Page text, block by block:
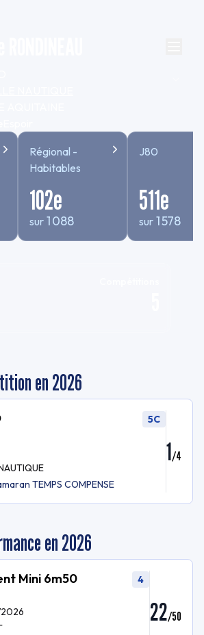
Régional -
Habitables
102e
sur 1 088
J80
511e
sur 1 578
en 2026
5C
TEMPS COMPENSE
1/4
en 2026
Mini 6m50 4
22/50